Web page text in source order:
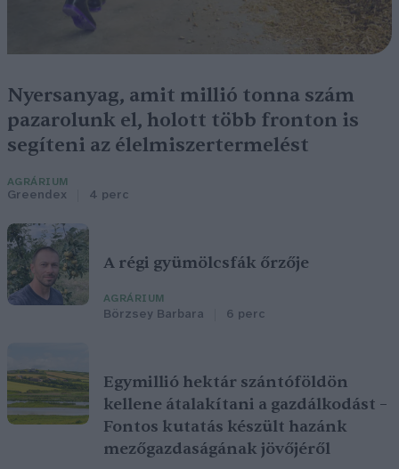
Nyersanyag, amit millió tonna szám
pazarolunk el, holott több fronton is
segíteni az élelmiszertermelést
AGRÁRIUM
Greendex 4 perc
A régi gyümölcsfák őrzője
AGRÁRIUM
Börzsey Barbara 6 perc
Egymillió hektár szántóföldön
kellene átalakítani a gazdálkodást –
Fontos kutatás készült hazánk
mezőgazdaságának jövőjéről